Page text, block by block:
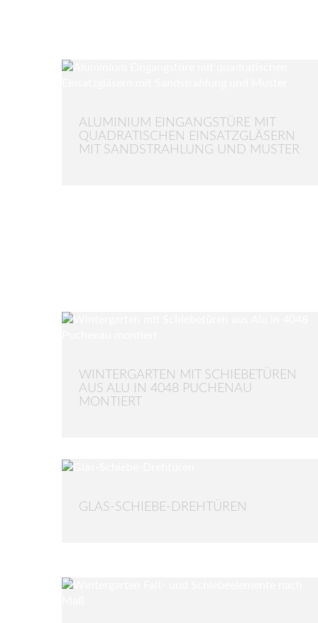
ALUMINIUM EINGANGSTÜRE MIT
QUADRATISCHEN EINSATZGLÄSERN
MIT SANDSTRAHLUNG UND MUSTER
WINTERGARTEN MIT SCHIEBETÜREN
AUS ALU IN 4048 PUCHENAU
MONTIERT
GLAS-SCHIEBE-DREHTÜREN